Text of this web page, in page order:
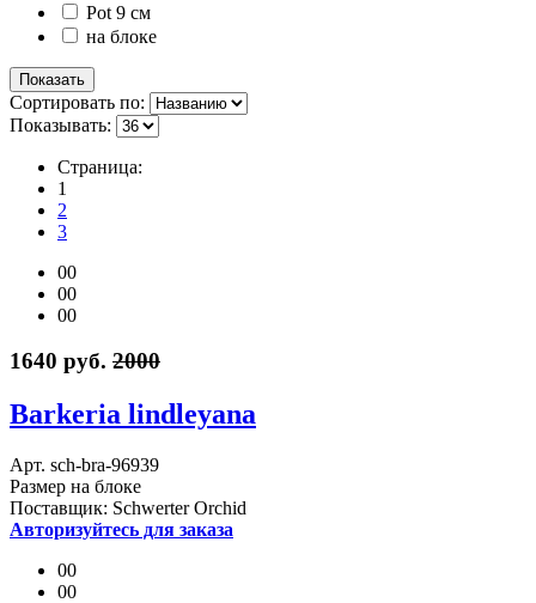
Pot 9 см
на блоке
Сортировать по:
Показывать:
Страница:
1
2
3
00
00
00
1640 руб. 2000
Barkeria lindleyana
Арт. sch-bra-96939
Размер на блоке
Поставщик: Schwerter Orchid
Авторизуйтесь для заказа
00
00